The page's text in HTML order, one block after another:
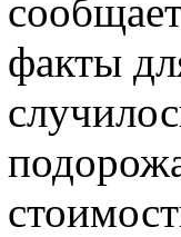
факты